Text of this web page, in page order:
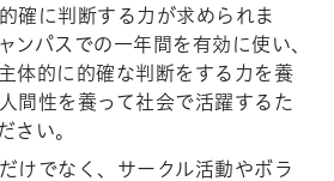
確に判断する力が求められま
ンパスでの一年間を有効に使い、
体的に的確な判断をする力を養
間性を養って社会で活躍するた
さい。
けでなく、サークル活動やボラ